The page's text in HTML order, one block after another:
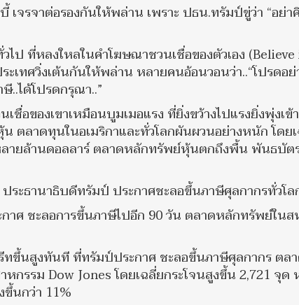
เจรจาต่อรองกันให้พล่าน เพราะ ปธน.ทรัมป์ขู่ว่า “อย่
ป ที่หลงใหลในคำโฆษณาชวนเชื่อของตัวเอง
ะเทศวิ่งเต้นกันให้พล่าน หลายคนอ้อนวอนว่า..“โปรดอ
ได้โปรดกรุณา..”
ชื่อของเขาเหมือนบูมเมอแรง ที่ยิ่งขว้างไปแรงยิ่งพุ่งเข้
ตลาดทุนในอเมริกาและทั่วโลกผันผวนอย่างหนัก โดย
ายล้านดอลลาร์ ตลาดหลักทรัพย์หุ้นตกถึงพื้น พันธบัตร
ระธานาธิบดีทรัมป์ ประกาศชะลอขึ้นภาษีศุลกากรทั่วโ
าศ ชะลอการขึ้นภาษีไปอีก 90 วัน ตลาดหลักทรัพย์ใน
ขึ้นสูงทันที ที่ทรัมป์ประกาศ ชะลอขึ้นภาษีศุลกากร ตล
รรม Dow Jones โดยเฉลี่ยกระโจนสูงขึ้น 2,721 จุด
นกว่า 11%